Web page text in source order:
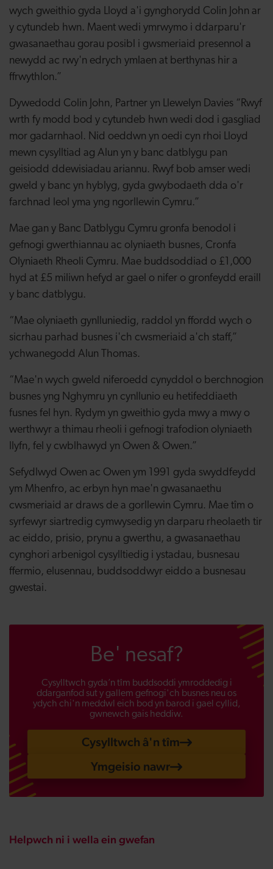
wych gweithio gyda Lloyd a'i gynghorydd Colin John ar
y cytundeb hwn. Maent wedi ymrwymo i ddarparu'r
gwasanaethau gorau posibl i gwsmeriaid presennol a
newydd ac rwy'n edrych ymlaen at berthynas hir a
ffrwythlon.”
Dywedodd Colin John, Partner yn Llewelyn Davies “Rwyf
wrth fy modd bod y cytundeb hwn wedi dod i gasgliad
mor gadarnhaol. Nid oeddwn yn oedi cyn rhoi Lloyd
mewn cysylltiad ag Alun yn y banc datblygu pan
geisiodd ddewisiadau ariannu. Rwyf bob amser wedi
gweld y banc yn hyblyg, gyda gwybodaeth dda o'r
farchnad leol yma yng ngorllewin Cymru.”
Mae gan y Banc Datblygu Cymru gronfa benodol i
gefnogi gwerthiannau ac olyniaeth busnes, Cronfa
Olyniaeth Rheoli Cymru. Mae buddsoddiad o £1,000
hyd at £5 miliwn hefyd ar gael o nifer o gronfeydd eraill
y banc datblygu.
“Mae olyniaeth gynlluniedig, raddol yn ffordd wych o
sicrhau parhad busnes i'ch cwsmeriaid a'ch staff,”
ychwanegodd Alun Thomas.
“Mae'n wych gweld niferoedd cynyddol o berchnogion
busnes yng Nghymru yn cynllunio eu hetifeddiaeth
fusnes fel hyn. Rydym yn gweithio gyda mwy a mwy o
werthwyr a thimau rheoli i gefnogi trafodion olyniaeth
llyfn, fel y cwblhawyd yn Owen & Owen.”
Sefydlwyd Owen ac Owen ym 1991 gyda swyddfeydd
ym Mhenfro, ac erbyn hyn mae'n gwasanaethu
cwsmeriaid ar draws de a gorllewin Cymru. Mae tîm o
syrfewyr siartredig cymwysedig yn darparu rheolaeth tir
ac eiddo, prisio, prynu a gwerthu, a gwasanaethau
cynghori arbenigol cysylltiedig i ystadau, busnesau
ffermio, elusennau, buddsoddwyr eiddo a busnesau
gwestai.
Be' nesaf?
Cysylltwch gyda’n tîm buddsoddi ymroddedig i
ddarganfod sut y gallem gefnogi'ch busnes neu os
ydych chi'n meddwl eich bod yn barod i gael cyllid,
gwnewch gais heddiw.
Cysylltwch â'n tîm
Ymgeisio nawr
Helpwch ni i wella ein gwefan